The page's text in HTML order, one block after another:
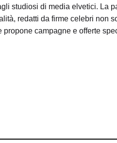
studiosi di media elvetici. La
redatti da firme celebri non
campagne e offerte